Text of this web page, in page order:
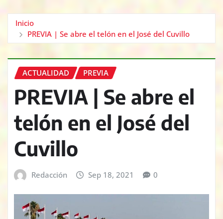
Inicio
PREVIA | Se abre el telón en el José del Cuvillo
ACTUALIDAD PREVIA
PREVIA | Se abre el
telón en el José del
Cuvillo
Redacción Sep 18, 2021 0